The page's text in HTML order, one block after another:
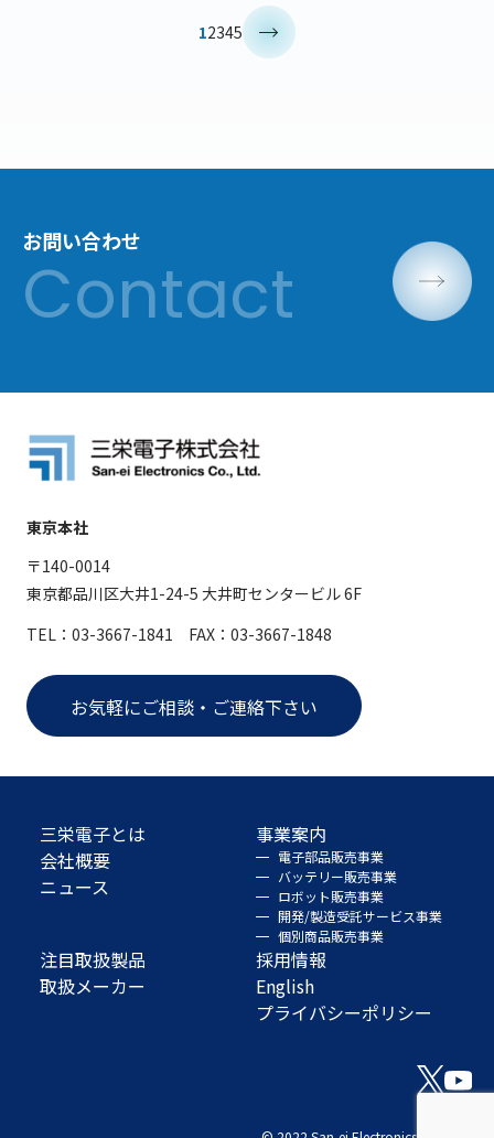
12345
お問い合わせ
東京本社
〒140-0014
東京都品川区大井1-24-5 大井町センタービル 6F
TEL：03-3667-1841 FAX：03-3667-1848
お気軽にご相談・ご連絡下さい
三栄電子とは
会社概要
ニュース
事業案内
電子部品販売事業
バッテリー販売事業
ロボット販売事業
開発/製造受託サービス事業
個別商品販売事業
注目取扱製品
取扱メーカー
採用情報
English
プライバシーポリシー